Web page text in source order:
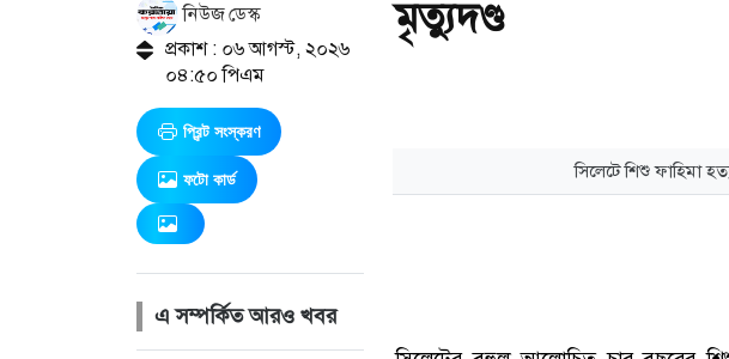
নিউজ ডেস্ক
প্রকাশ : ০৬ আগস্ট, ২০২৬
০৪:৫০ পিএম
প্রিন্ট সংস্করণ
ফটো কার্ড
এ সম্পর্কিত আরও খবর
মৃত্যুদণ্ড